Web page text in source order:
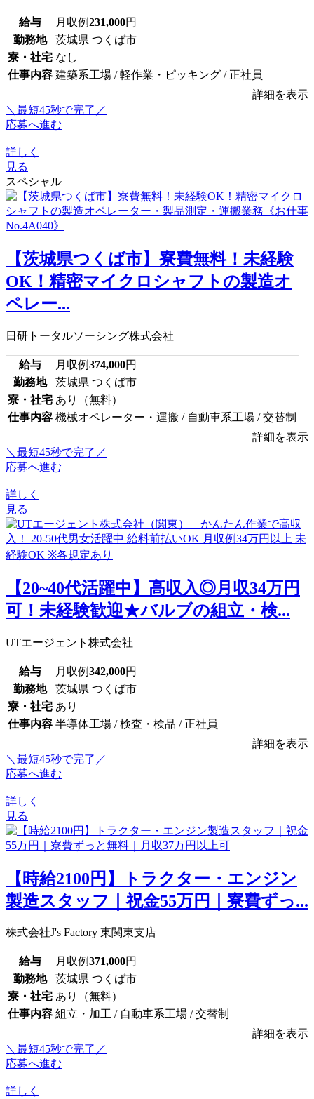
給与 月収例231,000円
勤務地
茨城県 つくば市
寮・社宅 なし
仕事内容 建築系工場 / 軽作業・ピッキング / 正社員
詳細を表示
＼最短45秒で完了／
応募へ進む
詳しく
見る
スペシャル
【茨城県つくば市】寮費無料！未経験
OK！精密マイクロシャフトの製造オ
ペレー...
日研トータルソーシング株式会社
給与 月収例374,000円
勤務地
茨城県 つくば市
寮・社宅 あり（無料）
仕事内容 機械オペレーター・運搬 / 自動車系工場 / 交替制
詳細を表示
＼最短45秒で完了／
応募へ進む
詳しく
見る
【20~40代活躍中】高収入◎月収34万円
可！未経験歓迎★バルブの組立・検...
UTエージェント株式会社
給与 月収例342,000円
勤務地
茨城県 つくば市
寮・社宅 あり
仕事内容 半導体工場 / 検査・検品 / 正社員
詳細を表示
＼最短45秒で完了／
応募へ進む
詳しく
見る
【時給2100円】トラクター・エンジン
製造スタッフ｜祝金55万円｜寮費ずっ...
株式会社J's Factory 東関東支店
給与 月収例371,000円
勤務地
茨城県 つくば市
寮・社宅 あり（無料）
仕事内容 組立・加工 / 自動車系工場 / 交替制
詳細を表示
＼最短45秒で完了／
応募へ進む
詳しく